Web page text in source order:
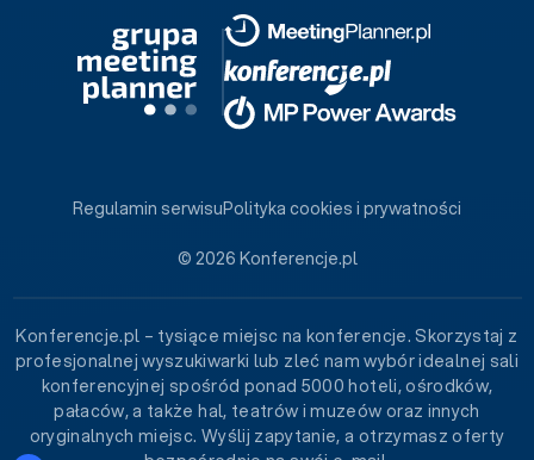
© 2026 Konferencje.pl
Regulamin serwisuPolityka cookies i prywatności
Konferencje.pl – tysiące miejsc na konferencje. Skorzystaj z
profesjonalnej wyszukiwarki lub zleć nam wybór idealnej sali
konferencyjnej spośród ponad 5000 hoteli, ośrodków,
pałaców, a także hal, teatrów i muzeów oraz innych
oryginalnych miejsc. Wyślij zapytanie, a otrzymasz oferty